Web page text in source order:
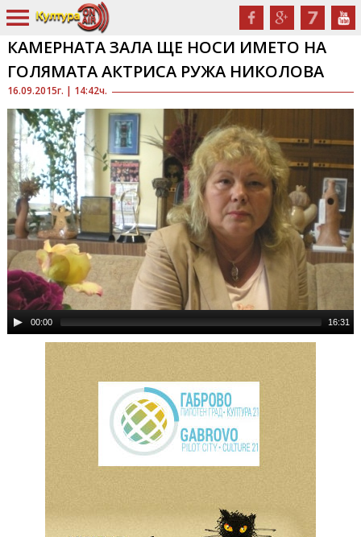
16.09.2015г. | 14:42ч.
КАМЕРНАТА ЗАЛА ЩЕ НОСИ ИМЕТО НА
ГОЛЯМАТА АКТРИСА РУЖА НИКОЛОВА
00:00 16:31